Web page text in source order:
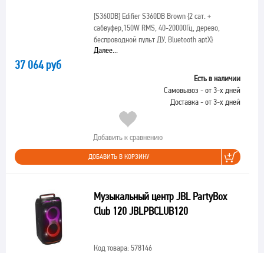
[S360DB]Edifier S360DB Brown {2 сат. +
сабвуфер,150W RMS, 40-20000Гц, дерево,
беспроводной пульт ДУ, Bluetooth aptX}
Далее...
37 064 руб
Есть в наличии
Самовывоз - от 3-х дней
Доставка - от 3-х дней
Добавить к сравнению
ДОБАВИТЬ В КОРЗИНУ
Музыкальный центр JBL PartyBox
Club 120 JBLPBCLUB120
Код товара: 578146